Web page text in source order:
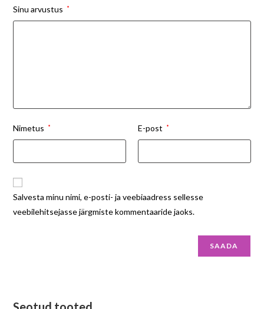
Sinu arvustus *
Nimetus * E-post *
Salvesta minu nimi, e-posti- ja veebiaadress sellesse
veebilehitsejasse järgmiste kommentaaride jaoks.